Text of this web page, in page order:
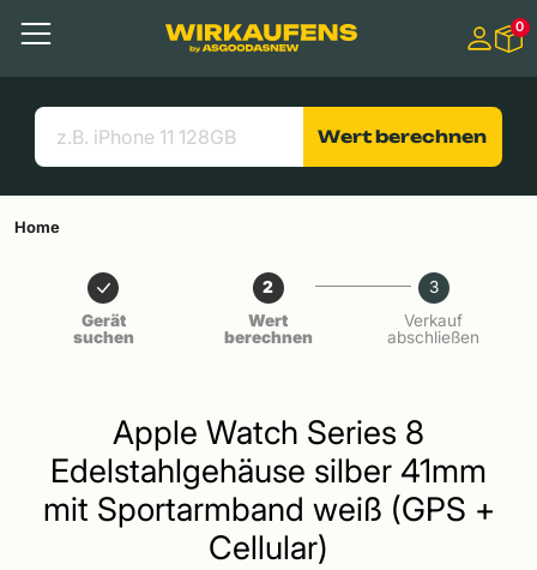
Menü
Suchen
Nützliche Links
0
Wert berechnen
Home
Gerät
suchen
2
Wert
berechnen
3
Verkauf
abschließen
Apple Watch Series 8
Edelstahlgehäuse silber 41mm
mit Sportarmband weiß (GPS +
Cellular)